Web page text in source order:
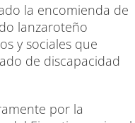
la encomienda de
lanzaroteño
y sociales que
de discapacidad
por la